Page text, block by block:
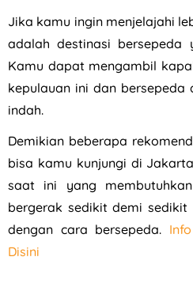
Jika kamu ingin menjelajahi
adalah destinasi bersepeda
Kamu dapat mengambil
kepulauan ini dan
indah.
Demikian beberapa
bisa kamu kunjungi di
saat ini yang
bergerak sedikit demi sedikit
dengan cara bersepeda.
Disini